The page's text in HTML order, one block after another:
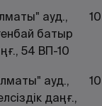
ауд.,
батыр
54 ВП-10
ауд.,
даңғ.,